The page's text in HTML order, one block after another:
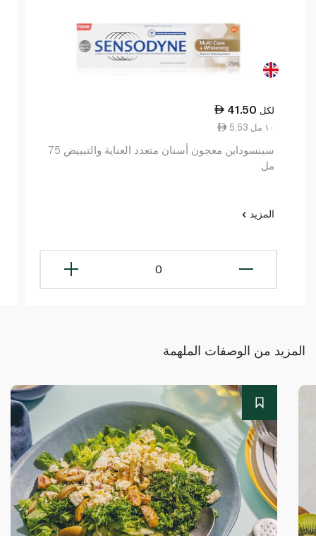
41.50 لكل
5.53 ١٠ مل
سينسوداين معجون أسنان متعدد العناية والتبييض 75
مل
المزيد
0
المزيد من الوصفات الملهمة